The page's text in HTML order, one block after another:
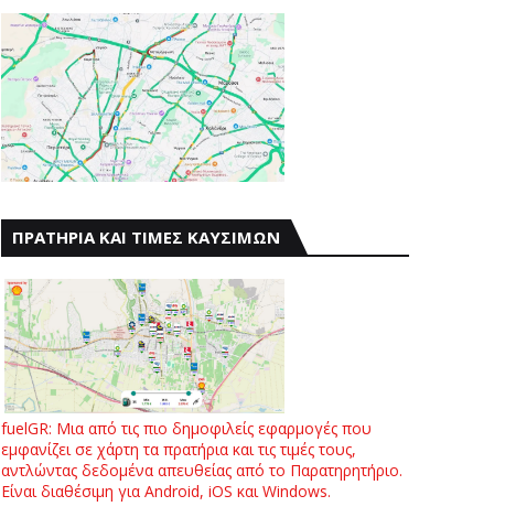
ΠΡΑΤΗΡΙΑ ΚΑΙ ΤΙΜΕΣ ΚΑΥΣΙΜΩΝ
fuelGR: Μια από τις πιο δημοφιλείς εφαρμογές που
εμφανίζει σε χάρτη τα πρατήρια και τις τιμές τους,
αντλώντας δεδομένα απευθείας από το Παρατηρητήριο.
Είναι διαθέσιμη για Android, iOS και Windows.